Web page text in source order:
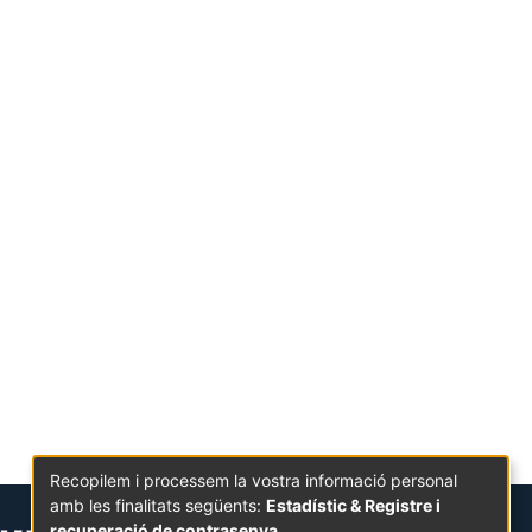
Recopilem i processem la vostra informació personal
amb les finalitats següents: Estadístic & Registre i